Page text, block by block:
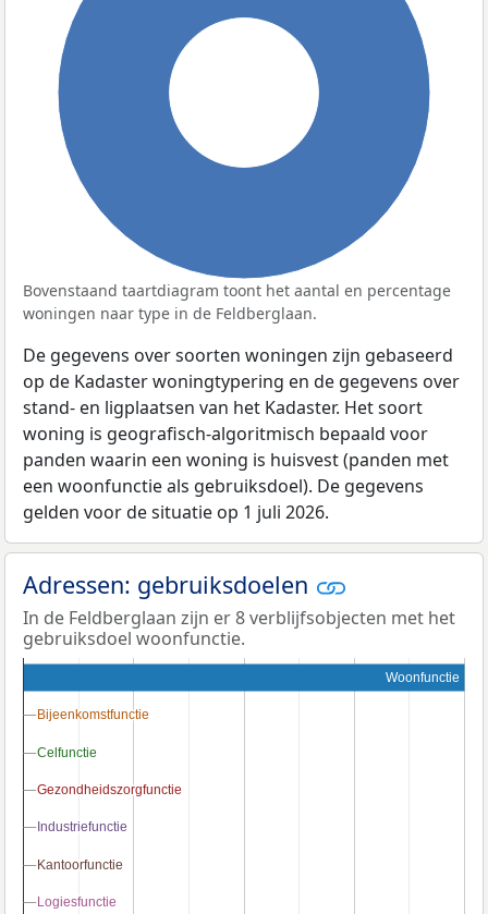
Bovenstaand taartdiagram toont het aantal en percentage
woningen naar type in de Feldberglaan.
De gegevens over soorten woningen zijn gebaseerd
op de Kadaster woningtypering en de gegevens over
stand- en ligplaatsen van het Kadaster. Het soort
woning is geografisch-algoritmisch bepaald voor
panden waarin een woning is huisvest (panden met
een woonfunctie als gebruiksdoel). De gegevens
gelden voor de situatie op 1 juli 2026.
Adressen: gebruiksdoelen
In de Feldberglaan zijn er 8 verblijfsobjecten met het
gebruiksdoel woonfunctie.
Woonfunctie
Bijeenkomstfunctie
Bijeenkomstfunctie
Celfunctie
Celfunctie
Gezondheidszorgfunctie
Gezondheidszorgfunctie
Industriefunctie
Industriefunctie
Kantoorfunctie
Kantoorfunctie
Logiesfunctie
Logiesfunctie